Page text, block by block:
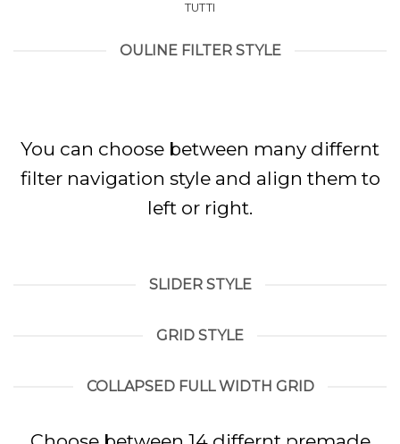
TUTTI
OULINE FILTER STYLE
You can choose between many differnt
filter navigation style and align them to
left or right.
SLIDER STYLE
GRID STYLE
COLLAPSED FULL WIDTH GRID